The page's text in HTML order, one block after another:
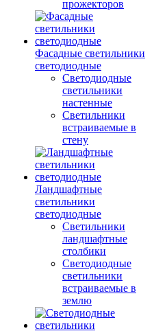
прожекторов
Фасадные светильники
светодиодные
Светодиодные
светильники
настенные
Светильники
встраиваемые в
стену
Ландшафтные
светильники
светодиодные
Светильники
ландшафтные
столбики
Светодиодные
светильники
встраиваемые в
землю